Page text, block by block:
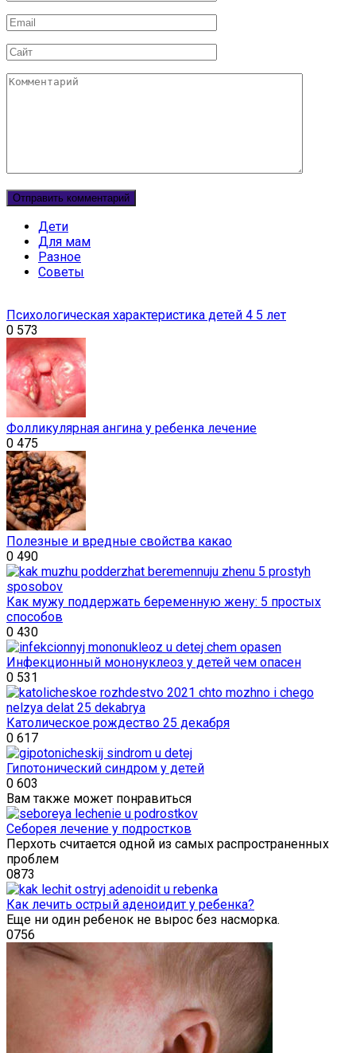
Email
Сайт
Комментарий
Дети
Для мам
Разное
Советы
Психологическая характеристика детей 4 5 лет
0 573
Фолликулярная ангина у ребенка лечение
0 475
Полезные и вредные свойства какао
0 490
Как мужу поддержать беременную жену: 5 простых
способов
0 430
Инфекционный мононуклеоз у детей чем опасен
0 531
Католическое рождество 25 декабря
0 617
Гипотонический синдром у детей
0 603
Вам также может понравиться
Себорея лечение у подростков
Перхоть считается одной из самых распространенных
проблем
0873
Как лечить острый аденоидит у ребенка?
Еще ни один ребенок не вырос без насморка.
0756